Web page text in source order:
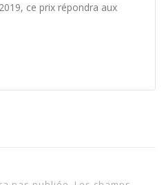
ce prix répondra aux